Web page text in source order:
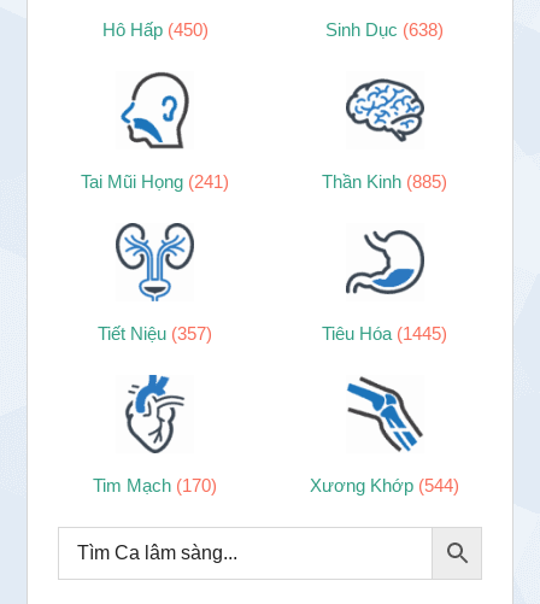
Hô Hấp (450) Sinh Dục (638)
Tai Mũi Họng (241) Thần Kinh (885)
Tiết Niệu (357) Tiêu Hóa (1445)
Tim Mạch (170) Xương Khớp (544)